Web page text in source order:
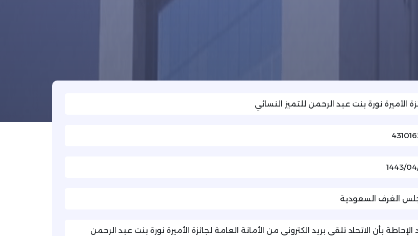
الأميرة نورة بنت عبد الرحمن للتميز النسائي
1443/
الغرف السعودية
الإحاطة بأن الاتحاد تلقى بريد الكتروني من الأمانة العامة لجائزة الأميرة نورة بنت عبد الرحمن